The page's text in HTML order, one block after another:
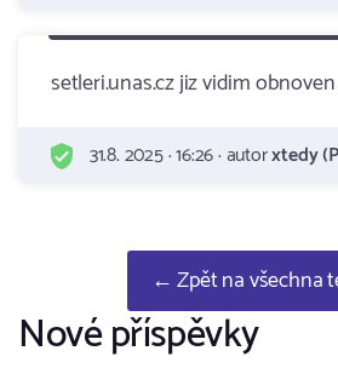
setleri.unas.cz jiz vidim obnoven
31.8. 2025 · 16:26 · autorxtedy
← Zpět na všechna
Nové příspěvky